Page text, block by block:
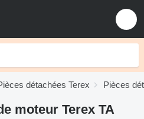
détachées Terex Pièces
moteur Terex TA